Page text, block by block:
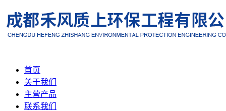
首页
关于我们
主营产品
联系我们